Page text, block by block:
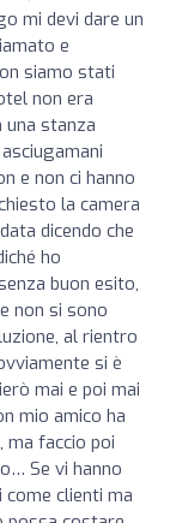
mi devi dare un
e
siamo stati
non era
stanza
e non ci hanno
la camera
dicendo che
ho
buon esito,
non si sono
al rientro
si è
mai e poi mai
mio amico ha
faccio poi
Se vi hanno
clienti ma